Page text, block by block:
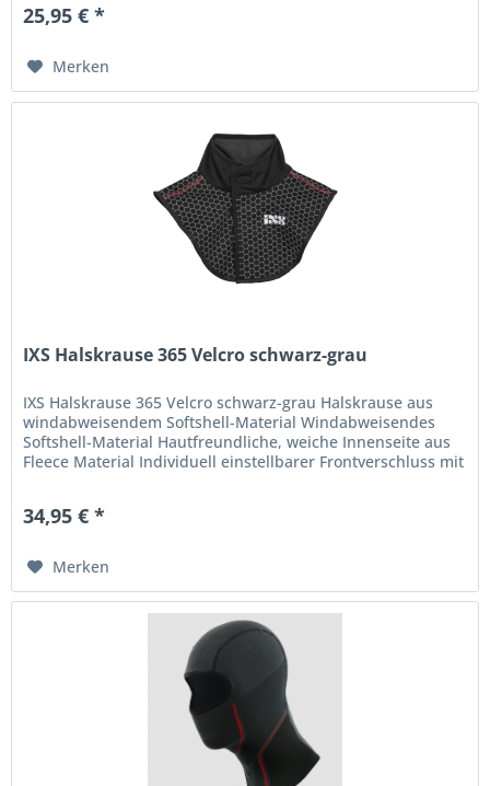
25,95 € *
Merken
IXS Halskrause 365 Velcro schwarz-grau
IXS Halskrause 365 Velcro schwarz-grau Halskrause aus
windabweisendem Softshell-Material Windabweisendes
Softshell-Material Hautfreundliche, weiche Innenseite aus
Fleece Material Individuell einstellbarer Frontverschluss mit
34,95 € *
Merken